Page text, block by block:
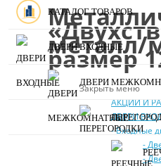
КАТАЛОГ ТОВАРОВ
ДВЕРИ ВХОДНЫЕ
ДВЕРИ
металл/
размер
Закрыть меню
АКЦИИ И
ДВЕРИ
- Входные
-
-